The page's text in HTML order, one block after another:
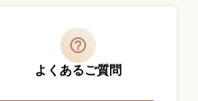
よくあるご質問